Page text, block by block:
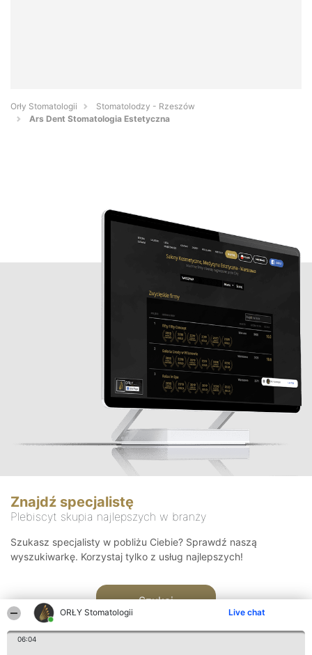
ORŁY Stomatologii Live chat
06:04
Orły Stomatologii
Stomatolodzy - Rzeszów
Ars Dent Stomatologia Estetyczna
Znajdź specjalistę
Plebiscyt skupia najlepszych w branży
Szukasz specjalisty w pobliżu Ciebie? Sprawdź naszą
wyszukiwarkę. Korzystaj tylko z usług najlepszych!
Szukaj